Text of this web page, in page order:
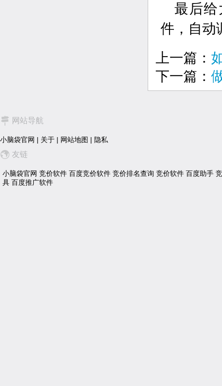
最后
件，自动
上一篇：
下一篇：
网站导航
小脑袋官网 | 关于 | 网站地图 | 隐私
友链
小脑袋官网 竞价软件 百度竞价软件 竞价排名查询 竞价软件 百度助手
具 百度推广软件